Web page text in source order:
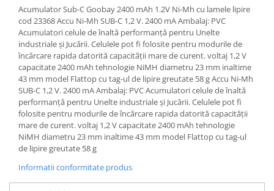
Acumulatori Moto, ATV
GEL
AGM
Li-Ion
SLA AGM (Sealed Lead Acid)
Deep Cycle - Tractiune/Semi-
Tractiune
Marine & Caravan
APC
Pachete acumulatori VRLA
Sisteme de management (BMS)
Acumulator Sub-C Goobay 2400 mAh 1.2V Ni-Mh cu lamele lipire
cod 23368 Accu Ni-Mh SUB-C 1,2 V. 2400 mA Ambalaj: PVC
Acumulatori celule de înaltă performanță pentru Unelte
industriale și Jucării. Celulele pot fi folosite pentru modurile de
încărcare rapida datorită capacității mare de curent. voltaj 1,2 V
capacitate 2400 mAh tehnologie NiMH diametru 23 mm inaltime
43 mm model Flattop cu tag-ul de lipire greutate 58 g Accu Ni-Mh
SUB-C 1,2 V. 2400 mA Ambalaj: PVC Acumulatori celule de înaltă
performanță pentru Unelte industriale și Jucării. Celulele pot fi
folosite pentru modurile de încărcare rapida datorită capacității
mare de curent. voltaj 1,2 V capacitate 2400 mAh tehnologie
NiMH diametru 23 mm inaltime 43 mm model Flattop cu tag-ul
de lipire greutate 58 g
Informatii conformitate produs